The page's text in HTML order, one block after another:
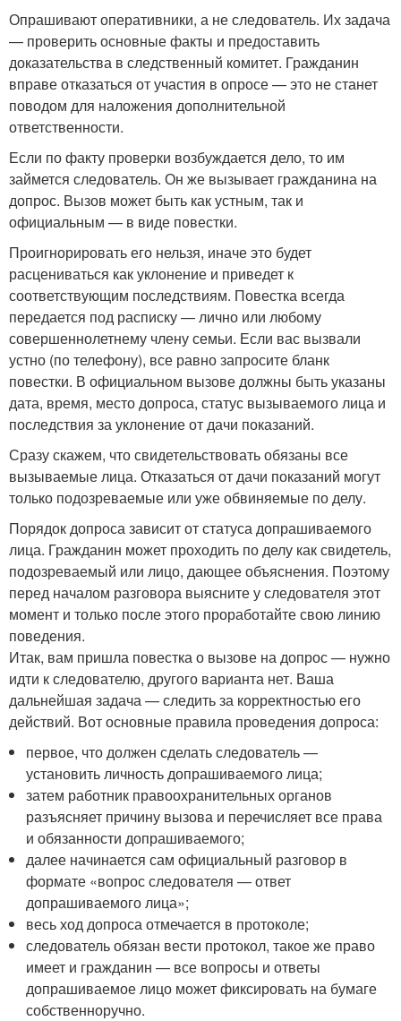
Опрашивают оперативники, а не следователь. Их задача
— проверить основные факты и предоставить
доказательства в следственный комитет. Гражданин
вправе отказаться от участия в опросе — это не станет
поводом для наложения дополнительной
ответственности.
Если по факту проверки возбуждается дело, то им
займется следователь. Он же вызывает гражданина на
допрос. Вызов может быть как устным, так и
официальным — в виде повестки.
Проигнорировать его нельзя, иначе это будет
расцениваться как уклонение и приведет к
соответствующим последствиям. Повестка всегда
передается под расписку — лично или любому
совершеннолетнему члену семьи. Если вас вызвали
устно (по телефону), все равно запросите бланк
повестки. В официальном вызове должны быть указаны
дата, время, место допроса, статус вызываемого лица и
последствия за уклонение от дачи показаний.
Сразу скажем, что свидетельствовать обязаны все
вызываемые лица. Отказаться от дачи показаний могут
только подозреваемые или уже обвиняемые по делу.
Порядок допроса зависит от статуса допрашиваемого
лица. Гражданин может проходить по делу как свидетель,
подозреваемый или лицо, дающее объяснения. Поэтому
перед началом разговора выясните у следователя этот
момент и только после этого проработайте свою линию
поведения.
Итак, вам пришла повестка о вызове на допрос — нужно
идти к следователю, другого варианта нет. Ваша
дальнейшая задача — следить за корректностью его
действий. Вот основные правила проведения допроса:
первое, что должен сделать следователь —
установить личность допрашиваемого лица;
затем работник правоохранительных органов
разъясняет причину вызова и перечисляет все права
и обязанности допрашиваемого;
далее начинается сам официальный разговор в
формате «вопрос следователя — ответ
допрашиваемого лица»;
весь ход допроса отмечается в протоколе;
следователь обязан вести протокол, такое же право
имеет и гражданин — все вопросы и ответы
допрашиваемое лицо может фиксировать на бумаге
собственноручно.